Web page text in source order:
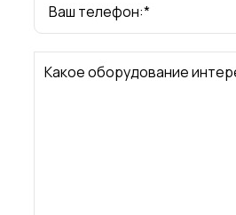
Ваш телефон:*
Какое оборудование